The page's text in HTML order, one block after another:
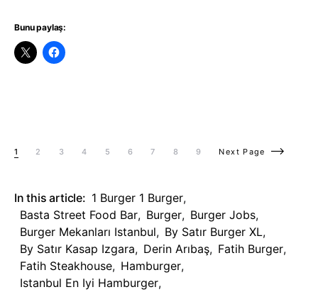
Bunu paylaş:
1 2 3 4 5 6 7 8 9 Next Page
In this article: 1 Burger 1 Burger,
Basta Street Food Bar, Burger, Burger Jobs,
Burger Mekanları Istanbul, By Satır Burger XL,
By Satır Kasap Izgara, Derin Arıbaş, Fatih Burger,
Fatih Steakhouse, Hamburger,
Istanbul En Iyi Hamburger,